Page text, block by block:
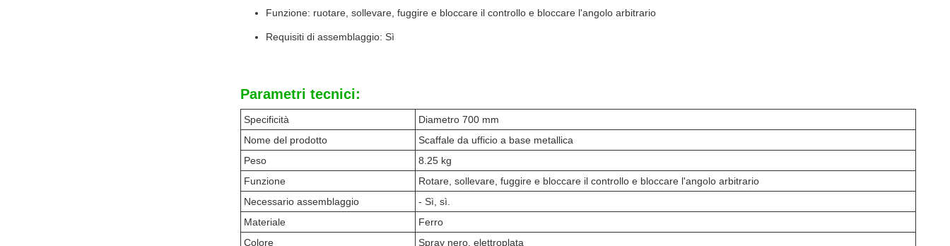
Funzione: ruotare, sollevare, fuggire e bloccare il controllo e bloccare l'angolo arbitrario
Requisiti di assemblaggio: Sì
Parametri tecnici:
Specificità
Diametro 700 mm
Nome del prodotto
Scaffale da ufficio a base metallica
Peso
8.25 kg
Funzione
Rotare, sollevare, fuggire e bloccare il controllo e bloccare l'angolo arbitrario
Necessario assemblaggio
- Sì, sì.
Materiale
Ferro
Colore
Spray nero, elettroplata